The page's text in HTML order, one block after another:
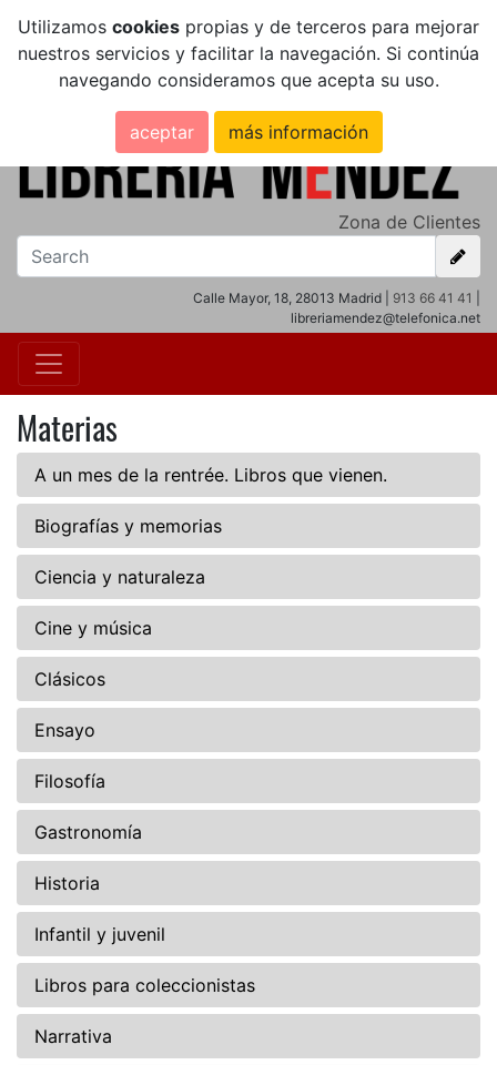
Utilizamos cookies propias y de terceros para mejorar
nuestros servicios y facilitar la navegación. Si continúa
navegando consideramos que acepta su uso.
aceptar más información
Zona de Clientes
Calle Mayor, 18, 28013 Madrid | 913 66 41 41
libreriamendez@telefonica.net
Materias
A un mes de la rentrée. Libros que vienen.
Biografías y memorias
Ciencia y naturaleza
Cine y música
Clásicos
Ensayo
Filosofía
Gastronomía
Historia
Infantil y juvenil
Libros para coleccionistas
Narrativa